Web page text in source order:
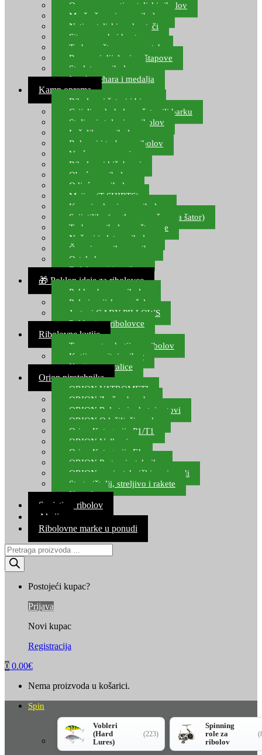
Oprema za natjecateljski ribolov
Mreže čuvarice za ribolov
Natjecateljski podmetači
Sito, posude i kante
Torbe za štapove – match
Rezervni dijelovi za štapove
Starlete za ribolov
Izrada pehara i medalja
Kamp oprema
Ribolovni šatori i bivvy
Grijalice, kuhala za šator ili barku
Stolice i stolovi za ribolov
Ležaljke za ribolov
Ruksaci i torbe za ribolov
Vreće za spavanje
Ribolovni kišobrani
Obuća za ribolov
Odjeća za ribolov
Majice (T-SHIRTS)
Kape i rukavice za ribolov
Svijetiljke (naglavne, ručne, za šator)
Torbe za ribolovne štapove
Noževi i alat za ribolov
Čamci za prihranu ribe
Ostala kamp oprema
Dalekozori i optika
🎁 Poklon ideje za ribolovce
Poklon bon za ribolov
Polarizacijske naočale
Jastuci GABY PILLOWS
Pokloni za ribolovce
Ribolovne kutije
Transportne kutije za ribolov
Kutije za sitni pribor
Kutije za varalice
Orion pirotehnika
ORION VATROMETI
ORION Zračne bombe
ORION Rakete i raketni setovi
ORION Odašiljači zvuka
Orion Kategorija P1/T1
ORION Vulkani
Orion Kategorija F1
ORION Party pirotehnika
ORION nepirotehnički proizvodi
Start pištolji, streljivo i rakete
Kontakt
Savjeti za ribolov
Akcija
Ribolovne marke u ponudi
Products
search
Postojeći kupac?
Prijava
Novi kupac
Registracija
0 0.00€
Nema proizvoda u košarici.
Spin
Vobleri
(Hard
Lures)
(223)
Spinning
role za
ribolov